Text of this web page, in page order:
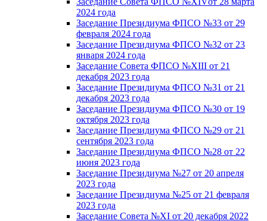
2024 года
Заседание Президиума ФПСО №33 от 29
февраля 2024 года
Заседание Президиума ФПСО №32 от 23
января 2024 года
Заседание Совета ФПСО №XIII от 21
декабря 2023 года
Заседание Президиума ФПСО №31 от 21
декабря 2023 года
Заседание Президиума ФПСО №30 от 19
октября 2023 года
Заседание Президиума ФПСО №29 от 21
сентября 2023 года
Заседание Президиума ФПСО №28 от 22
июня 2023 года
Заседание Президиума №27 от 20 апреля
2023 года
Заседание Президиума №25 от 21 февраля
2023 года
Заседание Совета №XI от 20 декабря 2022